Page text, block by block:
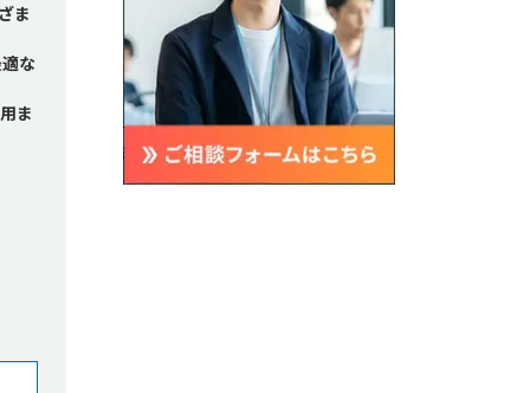
ま
な
ま